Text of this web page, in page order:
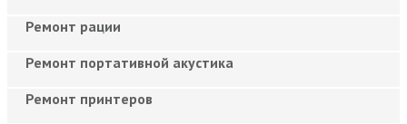
Ремонт рации
Ремонт портативной акустика
Ремонт принтеров